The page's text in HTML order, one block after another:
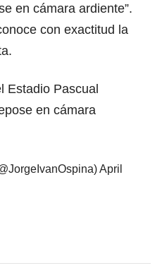
en cámara ardiente”.
con exactitud la
Estadio Pascual
en cámara
April